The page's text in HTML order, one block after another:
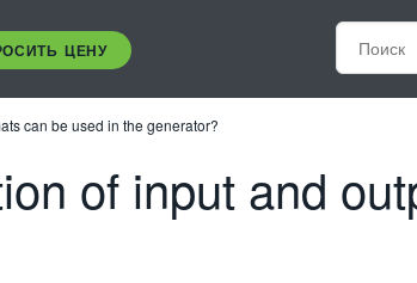
ЦЕНУ
can be used in the generator?
of input and